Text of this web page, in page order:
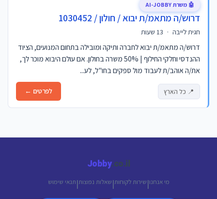
דרוש/ה מתאמ/ת יבוא / חולון / 1030452
חגית לייבה ·
דרוש/ה מתאמ/ת יבוא לחברה ותיקה ומובילה בתחום המנועים, הציוד
ההנדסי וחלקי החילוף | 50% משרה בחולון. אם עולם היבוא מוכר לך,
את/ה אוהב/ת לעבוד מול ספקים בחו"ל, לע...
📍 כל הארץ לפרטים ←
🤖 משרת AI-JOBBY
Jobby.co.il
מי אנחנו|שירות לקוחות|שאלות נפוצות|תנאי שימוש